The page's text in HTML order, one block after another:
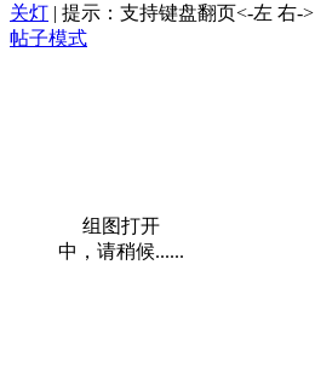
关灯 | 提示：支持键盘翻页<-左 右->
帖子模式
组图打开
中，请稍候......